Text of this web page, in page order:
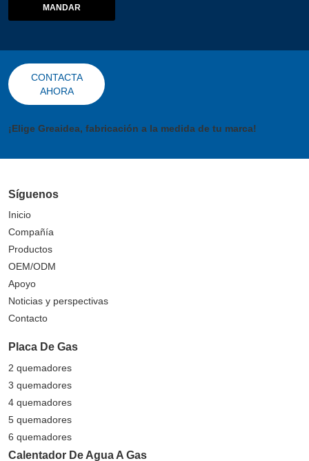
MANDAR
CONTACTA
AHORA
¡Elige Greaidea, fabricación a la medida de tu marca!
Síguenos
Inicio
Compañía
Productos
OEM/ODM
Apoyo
Noticias y perspectivas
Contacto
Placa De Gas
2 quemadores
3 quemadores
4 quemadores
5 quemadores
6 quemadores
Calentador De Agua A Gas